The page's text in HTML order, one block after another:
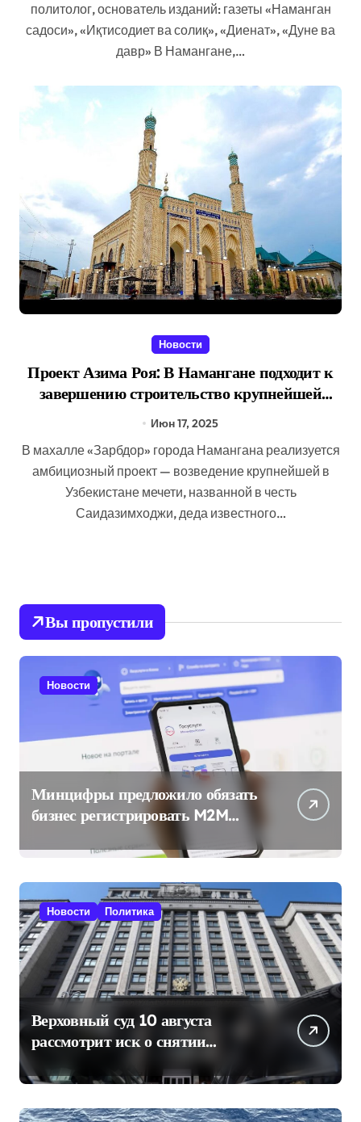
политолог, основатель изданий: газеты «Наманган
садоси», «Иқтисодиет ва солиқ», «Диенат», «Дуне ва
давр» В Намангане,…
Новости
Проект Азима Роя: В Намангане подходит к
завершению строительство крупнейшей
Июн 17, 2025
В махалле «Зарбдор» города Намангана реализуется
амбициозный проект — возведение крупнейшей в
Узбекистане мечети, названной в честь
Саидазимходжи, деда известного…
Вы пропустили
Новости
Минцифры предложило обязать
бизнес регистрировать M2M
SIM-карты через «Госуслуги»
Новости Политика
Верховный суд 10 августа
рассмотрит иск о снятии
«Яблока» с выборов в Госдуму